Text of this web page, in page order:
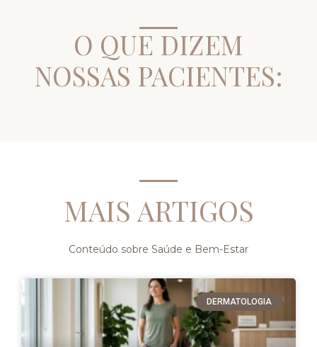
O QUE DIZEM
NOSSAS PACIENTES:
MAIS ARTIGOS
Conteúdo sobre Saúde e Bem-Estar
DERMATOLOGIA